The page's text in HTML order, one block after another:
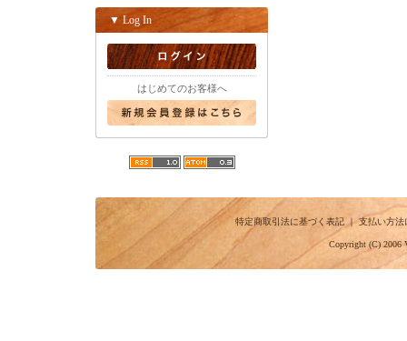
▼ Log In
はじめてのお客様へ
特定商取引法に基づく表記｜支払い方法
Copyright (C) 2006